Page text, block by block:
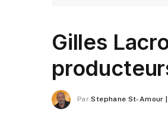
Gilles
Par Stephane St-Amour